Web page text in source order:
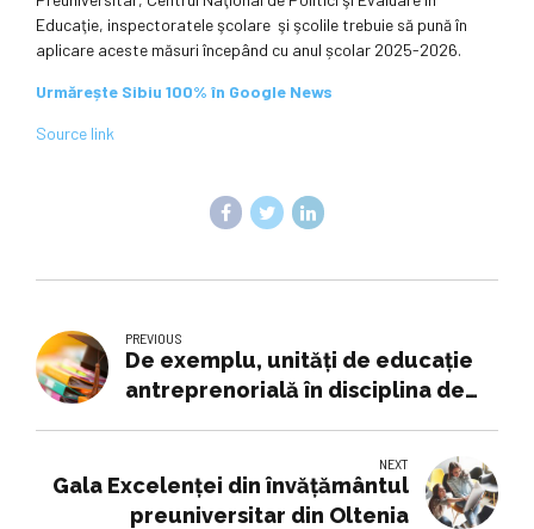
Educaţie, inspectoratele şcolare şi şcolile trebuie să pună în
aplicare aceste măsuri începând cu anul școlar 2025-2026.
Urmărește Sibiu 100% în Google News
Source link
PREVIOUS
De exemplu, unități de educație
antreprenorială în disciplina de
NEXT
Gala Excelenței din învățământul
preuniversitar din Oltenia